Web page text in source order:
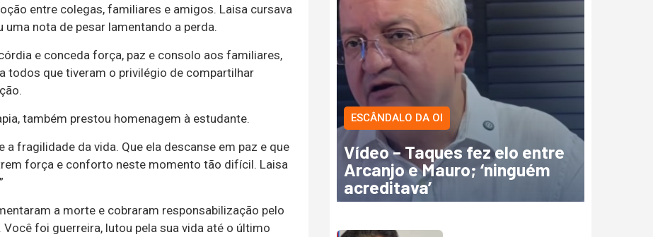
entre colegas, familiares e amigos. Laisa cursava
nota de pesar lamentando a perda.
e conceda força, paz e consolo aos familiares,
todos que tiveram o privilégio de compartilhar
também prestou homenagem à estudante.
fragilidade da vida. Que ela descanse em paz e que
força e conforto neste momento tão difícil. Laisa
a morte e cobraram responsabilização pelo
Você foi guerreira, lutou pela sua vida até o último
ESCÂNDALO DA OI
Vídeo – Taques fez elo entre
Arcanjo e Mauro; ‘ninguém
acreditava’